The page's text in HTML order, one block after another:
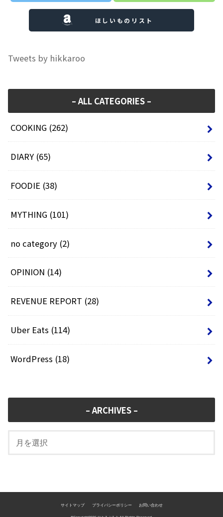
ほしいものリスト
Tweets by hikkaroo
– ALL CATEGORIES –
COOKING (262)
DIARY (65)
FOODIE (38)
MYTHING (101)
no category (2)
OPINION (14)
REVENUE REPORT (28)
Uber Eats (114)
WordPress (18)
– ARCHIVES –
サイトマップ プライバシーポリシー お問い合わせ